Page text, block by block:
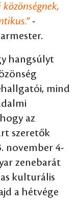
-
hangsúlyt
mind
az
szeretők
november 4-
zenebarát
kulturális
a hétvége